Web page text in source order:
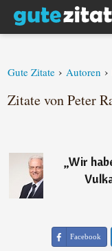
Gute Zitate › Autoren ›
Zitate von Peter
„Wir
Facebook